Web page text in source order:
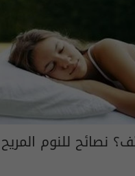
نصائح للنوم